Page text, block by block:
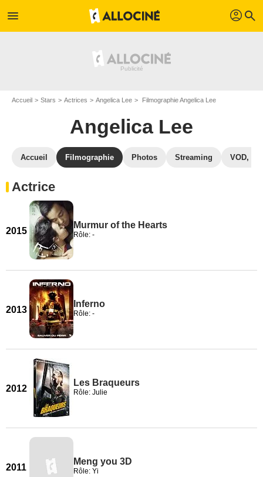
menu profil search
Accueil Stars Actrices Angelica Lee Filmographie Angelica Lee
Angelica Lee
Accueil Filmographie Photos Streaming VOD,
Actrice
2015
Murmur of the Hearts
Rôle: -
2013
Inferno
Rôle: -
2012
Les Braqueurs
Rôle: Julie
2011
Meng you 3D
Rôle: Yi